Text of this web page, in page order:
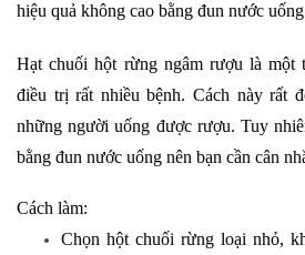
hiệu quả không cao bằng đun nước
Hạt chuối hột rừng ngâm rượu là một
điều trị rất nhiều bệnh. Cách này rất
những người uống được rượu. Tuy
bằng đun nước uống nên bạn cần cân
Cách làm:
Chọn hột chuối rừng loại nhỏ,